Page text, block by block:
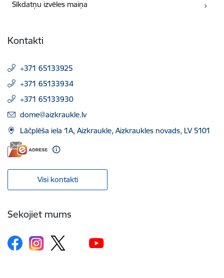
Sīkdatņu izvēles maiņa
Kontakti
+371 65133925
+371 65133934
+371 65133930
E-pasts:
dome@aizkraukle.lv
Lāčplēša iela 1A, Aizkraukle, Aizkraukles novads, LV 5101
Visi kontakti
Sekojiet mums